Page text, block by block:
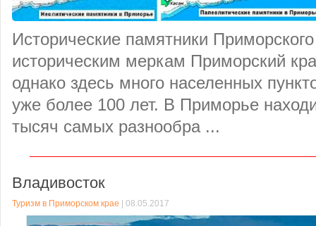
Исторические памятники
историческим меркам Приморский
однако здесь много населенных
уже более 100 лет. В Приморье
тысяч самых разнообра ...
Владивосток
Туризм в Приморском крае | 08.05.2017